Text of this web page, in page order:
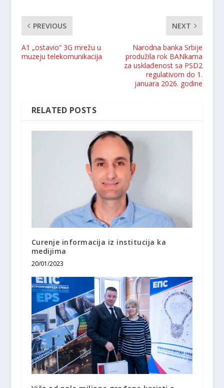
PREVIOUS
A1 „ostavio“ 3G mrežu u
muzeju telekomunikacija
NEXT
Narodna banka Srbije
produžila rok BANkama
za usklađenost sa PSD2
regulativom do 1.
januara 2026. godine
RELATED POSTS
Curenje informacija iz institucija ka
medijima
20/01/2023